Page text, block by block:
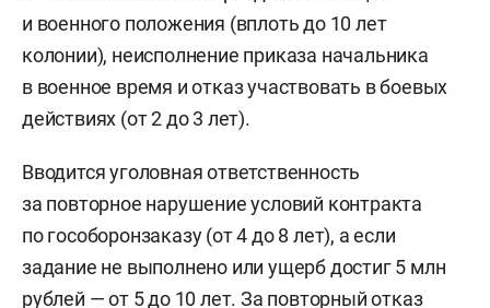
и военного положения (вплоть до 10 лет
колонии), неисполнение приказа начальника
в военное время и отказ участвовать в боевых
действиях (от 2 до 3 лет).
Вводится уголовная ответственность
за повторное нарушение условий контракта
по гособоронзаказу (от 4 до 8 лет), а если
задание не выполнено или ущерб достиг 5 млн
рублей — от 5 до 10 лет. За повторный отказ